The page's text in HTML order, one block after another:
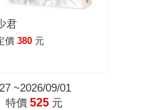
君
價 380 元
~2026/09/01
特價 525 元